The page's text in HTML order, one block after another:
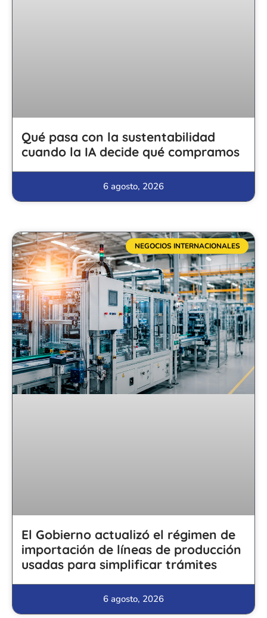
Qué pasa con la sustentabilidad
cuando la IA decide qué compramos
6 agosto, 2026
NEGOCIOS INTERNACIONALES
El Gobierno actualizó el régimen de
importación de líneas de producción
usadas para simplificar trámites
6 agosto, 2026